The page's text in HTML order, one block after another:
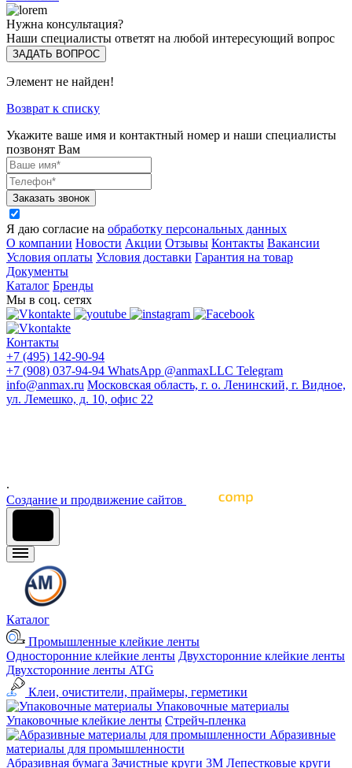
Нужна консультация?
Наши специалисты ответят на любой интересующий вопрос
ЗАДАТЬ ВОПРОС
Элемент не найден!
Возврат к списку
Укажите ваше имя и контактный номер и наши специалисты
позвонят Вам
Заказать звонок
Я даю согласие на обработку персональных данных
О компании Новости Акции Отзывы Контакты Вакансии
Условия оплаты Условия доставки Гарантия на товар
Документы
Каталог Бренды
Мы в соц. сетях
Контакты
+7 (495) 142-90-94
+7 (908) 037-94-94 WhatsApp @anmaxLLC Telegram
info@anmax.ru Московская область, г. о. Ленинский, г. Видное,
ул. Лемешко, д. 10, офис 22
.
Cоздание и продвижение сайтов
Каталог
Промышленные клейкие ленты
Односторонние клейкие ленты Двухсторонние клейкие ленты
Двухсторонние ленты ATG
Клеи, очистители, праймеры, герметики
Упаковочные материалы
Упаковочные клейкие ленты Стрейч-пленка
Абразивные
материалы для промышленности
Абразивная бумага Зачистные круги 3М Лепестковые круги